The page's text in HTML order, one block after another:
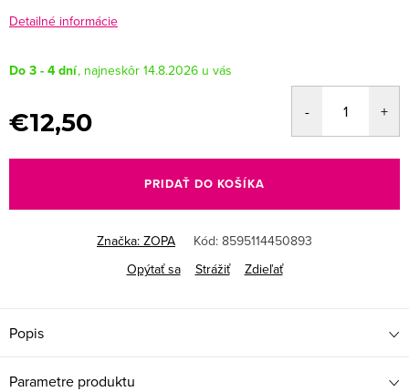
Detailné informácie
Do 3 - 4 dní 14.8.2026
€12,50
cena:
PRIDAŤ DO KOŠÍKA
Značka: ZOPA Kód: 8595114450893
Opýtať sa
Strážiť Zdieľať
Popis
Parametre produktu